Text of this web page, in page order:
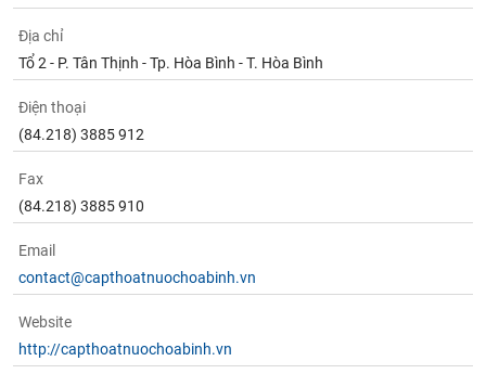
Địa chỉ
Tổ 2 - P. Tân Thịnh - Tp. Hòa Bình - T. Hòa Bình
Điện thoại
(84.218) 3885 912
Fax
(84.218) 3885 910
Email
contact@capthoatnuochoabinh.vn
Website
http://capthoatnuochoabinh.vn
Công
cụ
đầu
tư
Truyền
thông
tài
chính
Dữ
liệu